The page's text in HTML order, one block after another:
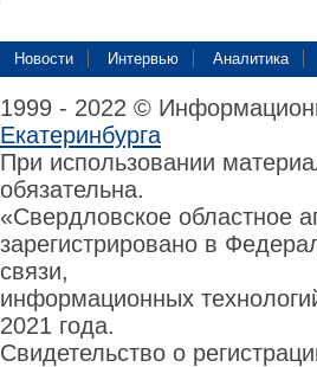
Новости Интервью Аналитика
1999 - 2022 ©
Екатеринбурга
При использовании
обязательна.
«Свердловское областное
зарегистрировано в
связи,
информационных
2021 года.
Свидетельство о